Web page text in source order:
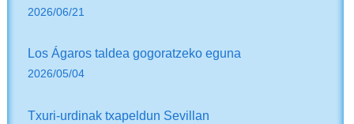
2026/06/21
Los Ágaros taldea gogoratzeko eguna
2026/05/04
Txuri-urdinak txapeldun Sevillan